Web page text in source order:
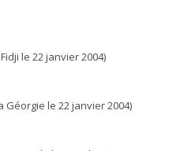
le 22 janvier 2004)
le 22 janvier 2004)